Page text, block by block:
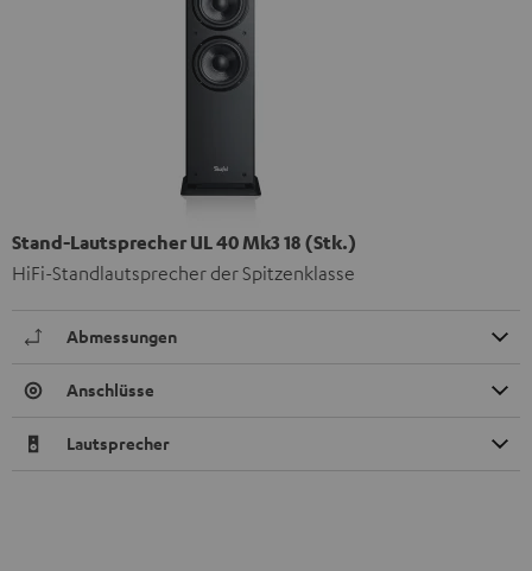
Stand-Lautsprecher UL 40 Mk3 18 (Stk.)
HiFi-Standlautsprecher der Spitzenklasse
Abmessungen
Anschlüsse
Lautsprecher